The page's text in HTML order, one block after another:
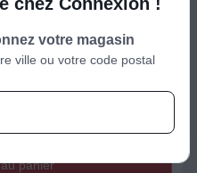
panier
votre magasin
ville ou votre code postal